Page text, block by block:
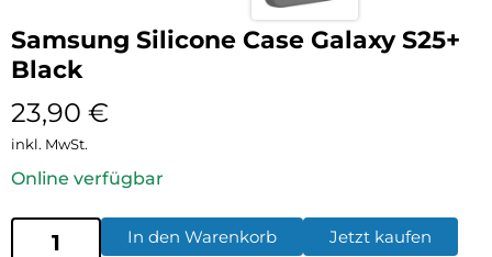
Samsung Silicone Case Galaxy S25+
Black
23,90 €
inkl. MwSt.
Online verfügbar
In den Warenkorb Jetzt kaufen